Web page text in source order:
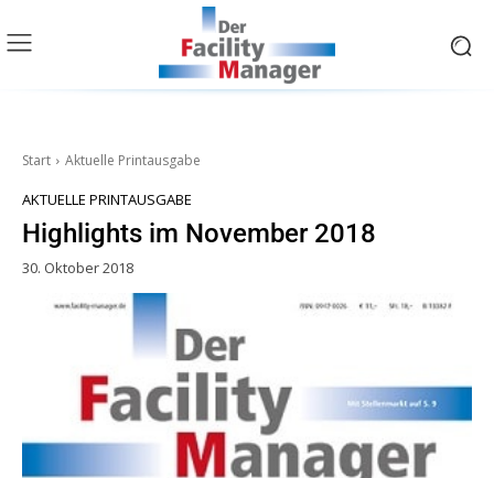
Start Aktuelle Printausgabe
AKTUELLE PRINTAUSGABE
Highlights im November 2018
30. Oktober 2018